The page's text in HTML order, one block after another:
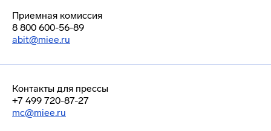
Приемная комиссия
8 800 600-56-89
abit@miee.ru
Контакты для прессы
+7 499 720-87-27
mc@miee.ru